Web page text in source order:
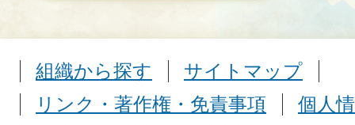
組織から探す
サイトマップ
リンク・著作権・免責事項
個人